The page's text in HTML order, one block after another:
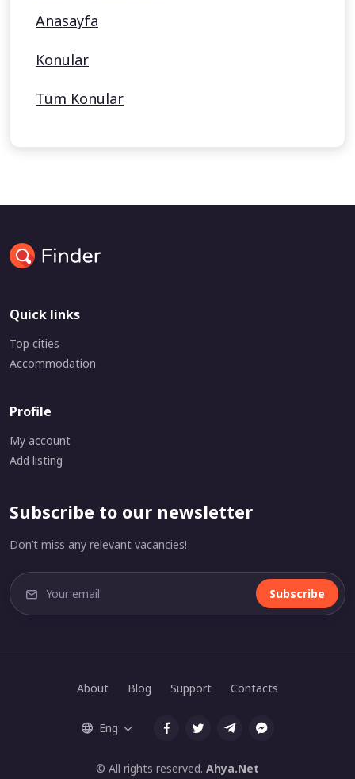
Anasayfa
Konular
Tüm Konular
Quick links
Top cities
Accommodation
Profile
My account
Add listing
Subscribe to our newsletter
Don’t miss any relevant vacancies!
Subscribe
© All rights reserved. Ahya.Net
About Blog Support Contacts
Eng